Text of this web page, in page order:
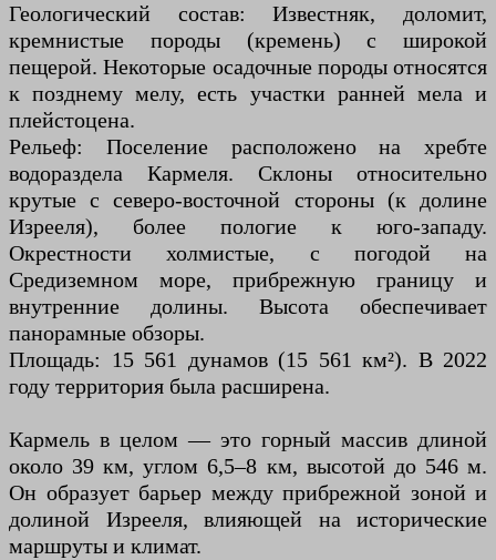
Геологический состав: Известняк, доломит,
кремнистые породы (кремень) с широкой
пещерой. Некоторые осадочные породы относятся
к позднему мелу, есть участки ранней мела и
плейстоцена.
Рельеф: Поселение расположено на хребте
водораздела Кармеля. Склоны относительно
крутые с северо-восточной стороны (к долине
Изрееля), более пологие к юго-западу.
Окрестности холмистые, с погодой на
Средиземном море, прибрежную границу и
внутренние долины. Высота обеспечивает
панорамные обзоры.
Площадь: 15 561 дунамов (15 561 км²). В 2022
году территория была расширена.
Кармель в целом — это горный массив длиной
около 39 км, углом 6,5–8 км, высотой до 546 м.
Он образует барьер между прибрежной зоной и
долиной Изрееля, влияющей на исторические
маршруты и климат.